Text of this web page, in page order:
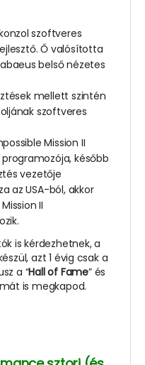
szoftveres
Ő valósította
belső nézetes
mellett szintén
szoftveres
Mission II
később
vezetője
az USA-ból, akkor
II
is kérdezhetnek, a
azt 1 évig csak a
a “Hall of Fame” és
is megkapod.